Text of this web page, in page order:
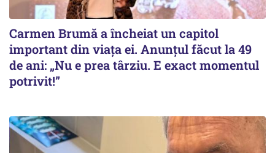
Carmen Brumă a încheiat un capitol
important din viața ei. Anunțul făcut la 49
de ani: „Nu e prea târziu. E exact momentul
potrivit!”